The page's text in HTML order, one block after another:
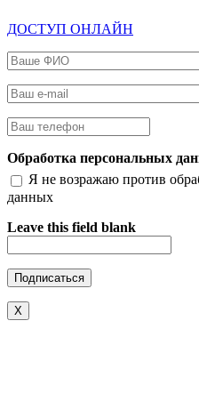
ДОСТУП ОНЛАЙН
Ваше ФИО
Ваш e-mail
Ваш телефон
Обработка персональных
Я не возражаю против
данных
Leave this field blank
X